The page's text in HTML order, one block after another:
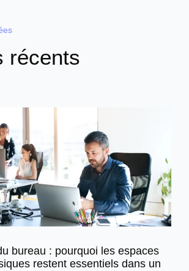
récents
bureau : pourquoi les espaces
restent essentiels dans un